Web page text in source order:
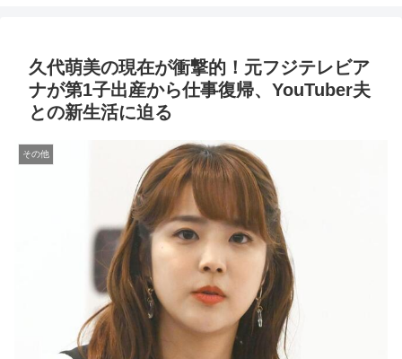
久代萌美の現在が衝撃的！元フジテレビア
ナが第1子出産から仕事復帰、YouTuber夫
との新生活に迫る
その他